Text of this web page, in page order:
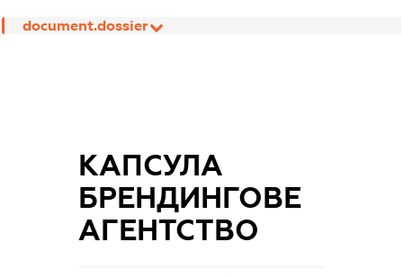
document.dossier
КАПСУЛА
БРЕНДИНГОВЕ
АГЕНТСТВО